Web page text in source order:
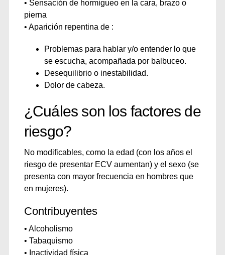
• Sensación de hormigueo en la cara, brazo o
pierna
• Aparición repentina de :
Problemas para hablar y/o entender lo que
se escucha, acompañada por balbuceo.
Desequilibrio o inestabilidad.
Dolor de cabeza.
¿Cuáles son los factores de
riesgo?
No modificables, como la edad (con los años el
riesgo de presentar ECV aumentan) y el sexo (se
presenta con mayor frecuencia en hombres que
en mujeres).
Contribuyentes
• Alcoholismo
• Tabaquismo
• Inactividad física